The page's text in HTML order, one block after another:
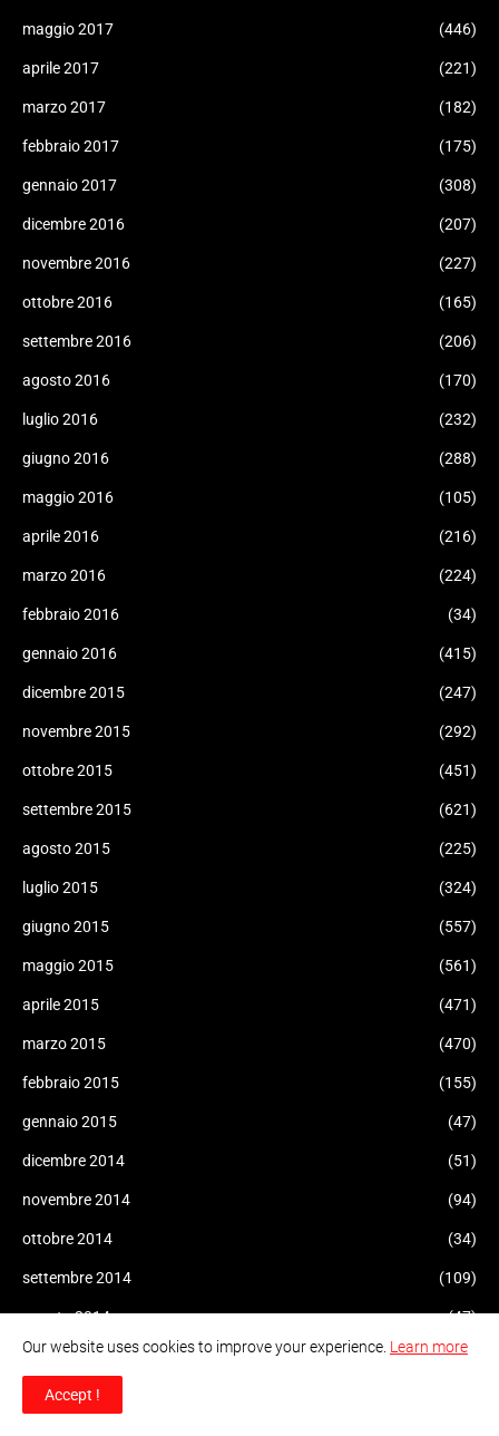
maggio 2017 (446)
aprile 2017 (221)
marzo 2017 (182)
febbraio 2017 (175)
gennaio 2017 (308)
dicembre 2016 (207)
novembre 2016 (227)
ottobre 2016 (165)
settembre 2016 (206)
agosto 2016 (170)
luglio 2016 (232)
giugno 2016 (288)
maggio 2016 (105)
aprile 2016 (216)
marzo 2016 (224)
febbraio 2016 (34)
gennaio 2016 (415)
dicembre 2015 (247)
novembre 2015 (292)
ottobre 2015 (451)
settembre 2015 (621)
agosto 2015 (225)
luglio 2015 (324)
giugno 2015 (557)
maggio 2015 (561)
aprile 2015 (471)
marzo 2015 (470)
febbraio 2015 (155)
gennaio 2015 (47)
dicembre 2014 (51)
novembre 2014 (94)
ottobre 2014 (34)
settembre 2014 (109)
agosto 2014 (47)
luglio 2014 (96)
giugno 2014
Our website uses cookies to improve your experience. Learn more
Accept !